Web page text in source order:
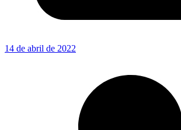
14 de abril de 2022